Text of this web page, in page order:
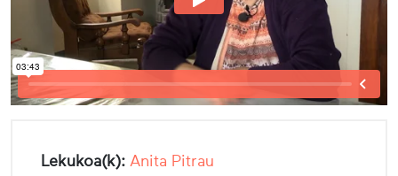
Lekukoa(k): Anita Pitrau